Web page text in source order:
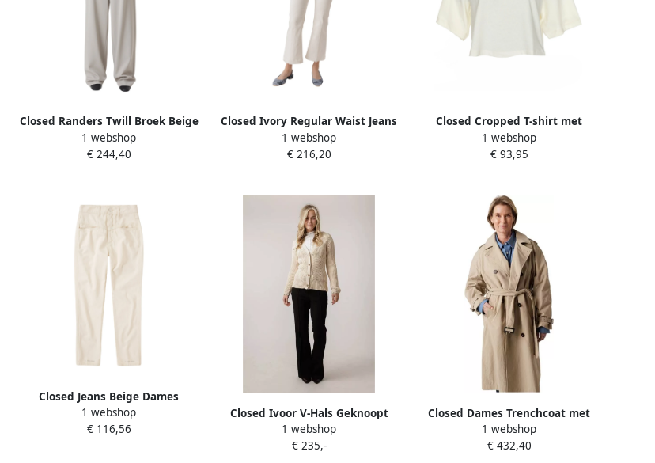
Closed Randers Twill Broek Beige
Dames
1 webshop
€ 244,40
Closed Ivory Regular Waist Jeans
Beige Dames
1 webshop
€ 216,20
Closed Cropped T-shirt met
geribbelde halslijn Beige Dames
1 webshop
€ 93,95
Closed Jeans Beige Dames
1 webshop
€ 116,56
Closed Ivoor V-Hals Geknoopt
Cardigan Beige Dames
1 webshop
€ 235,-
Closed Dames Trenchcoat met
Omkeerbare Kraag en Dubbele
Knoopsluiting Beige Dames
1 webshop
€ 432,40